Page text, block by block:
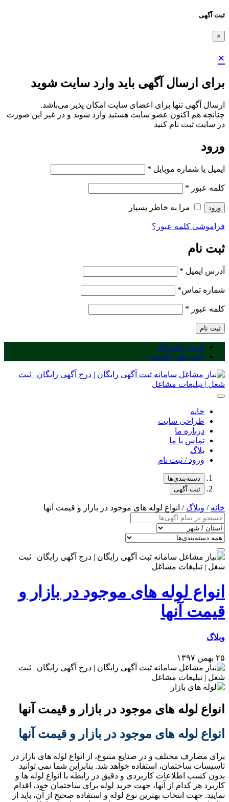
ثبت آگهی
×
×
برای ارسال آگهی باید وارد سایت شوید
ارسال آگهی تنها برای اعضای سایت امکان پذیر می‌باشد.
چنانچه هم‌ اکنون عضو سایت هستید وارد شوید و در غیر این صورت
در سایت ثبت نام کنید
ورود
ایمیل یا شماره موبایل *
کلمه عبور *
ورود مرا به خاطر بسپار
فراموشی کلمه عبور؟
ثبت نام
آدرس ایمیل *
شماره تماس*
کلمه عبور *
ثبت نام
ورود / ثبت نام
خرید پلن عضویت
خانه
طراحی سایت
درباره ما
تماس با ما
بلاگ
ورود / ثبت نام
دسته‌بندی‌ها
ثبت آگهی
خانه / وبلاگ / انواع لوله های موجود در بازار و قیمت آنها
انواع لوله های موجود در بازار و
قیمت آنها
وبلاگ
۲۵ بهمن ۱۳۹۷
انواع لوله های موجود در بازار و قیمت آنها
انواع لوله های موجود در بازار و قیمت آنها
برای مصارف مختلف و در صنایع متنوع، از انواع لوله های بازار در
تاسیسات ساختمان، استفاده خواهد شد. بنابراین شما نمی توانید
بدون کسب اطلاعات کاربردی و دقیق در رابطه با انواع لوله ها و
کاربرد هر کدام از آنها، جهت خرید لوله برای ساختمان خود، اقدام
نمایید. جهت انتخاب بهترین نوع لوله و استفاده صحیح از آن، باید از